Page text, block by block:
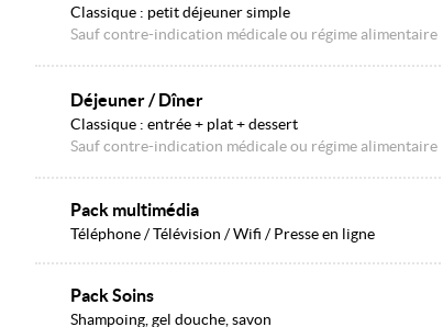
Classique : petit déjeuner simple
Sauf contre-indication médicale ou régime alimentaire
Déjeuner / Dîner
Classique : entrée + plat + dessert
Sauf contre-indication médicale ou régime alimentaire
Pack multimédia
Téléphone / Télévision / Wifi / Presse en ligne
Pack Soins
Shampoing, gel douche, savon